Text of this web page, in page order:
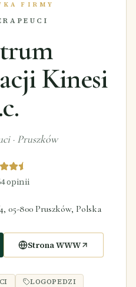
FIRMY
Kinesi
· Pruszków
opinii
05-800 Pruszków, Polska
Strona WWW
LOGOPEDZI